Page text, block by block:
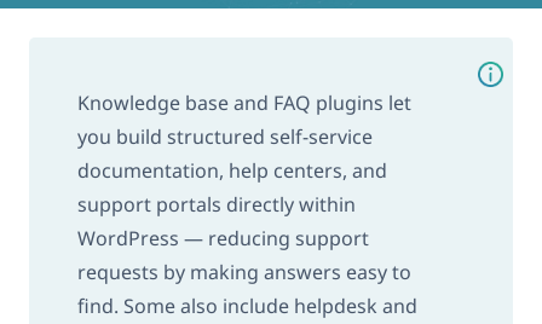
Knowledge base and FAQ plugins let
you build structured self-service
documentation, help centers, and
support portals directly within
WordPress — reducing support
requests by making answers easy to
find. Some also include helpdesk and